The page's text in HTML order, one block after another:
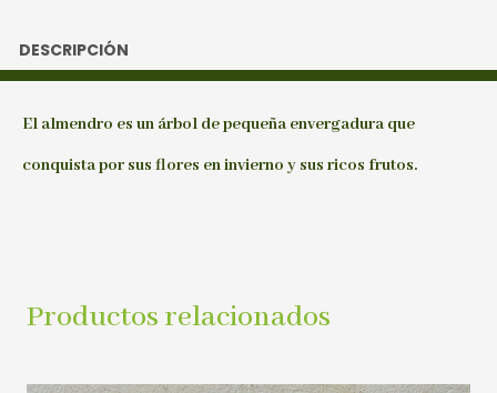
DESCRIPCIÓN
El almendro es un árbol de pequeña envergadura que
conquista por sus flores en invierno y sus ricos frutos.
Productos relacionados